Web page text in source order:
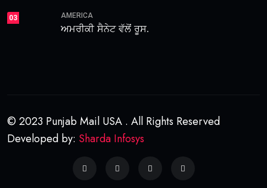
03 AMERICA
ਅਮਰੀਕੀ ਸੈਨੇਟ ਵੱਲੋਂ ਰੂਸ.
© 2023 Punjab Mail USA . All Rights Reserved
Developed by: Sharda Infosys